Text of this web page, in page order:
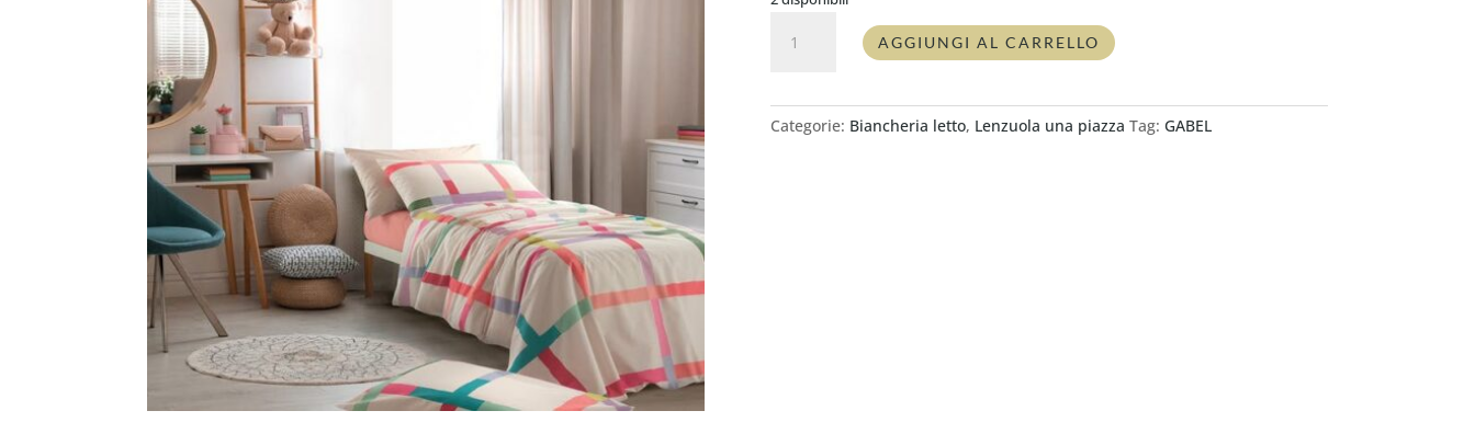
lenzuolo
CROSS
AGGIUNGI AL CARRELLO
Categorie: Biancheria letto, Lenzuola una piazza Tag: GABEL